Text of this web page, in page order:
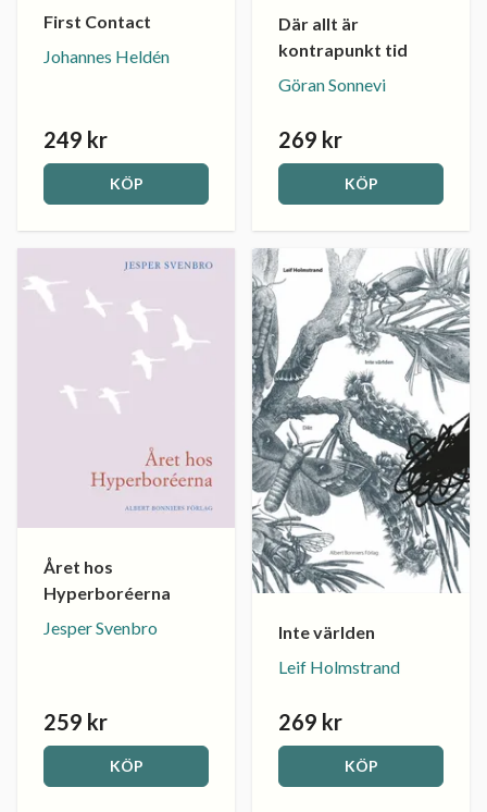
First Contact
Johannes Heldén
249 kr
KÖP
Där allt är
kontrapunkt tid
Göran Sonnevi
269 kr
KÖP
Året hos
Hyperboréerna
Jesper Svenbro
259 kr
KÖP
Inte världen
Leif Holmstrand
269 kr
KÖP